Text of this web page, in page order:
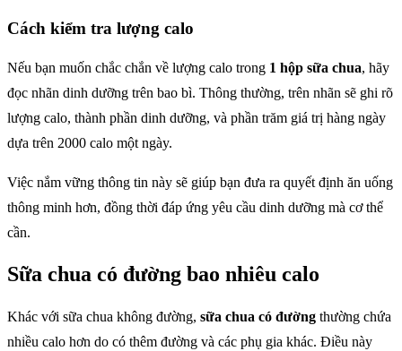
Cách kiểm tra lượng calo
Nếu bạn muốn chắc chắn về lượng calo trong 1 hộp sữa chua, hãy
đọc nhãn dinh dưỡng trên bao bì. Thông thường, trên nhãn sẽ ghi rõ
lượng calo, thành phần dinh dưỡng, và phần trăm giá trị hàng ngày
dựa trên 2000 calo một ngày.
Việc nắm vững thông tin này sẽ giúp bạn đưa ra quyết định ăn uống
thông minh hơn, đồng thời đáp ứng yêu cầu dinh dưỡng mà cơ thể
cần.
Sữa chua có đường bao nhiêu calo
Khác với sữa chua không đường, sữa chua có đường thường chứa
nhiều calo hơn do có thêm đường và các phụ gia khác. Điều này